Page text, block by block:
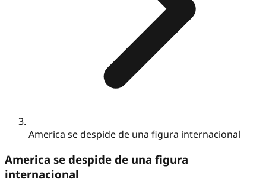
America se despide de una figura internacional
America se despide de una figura
internacional